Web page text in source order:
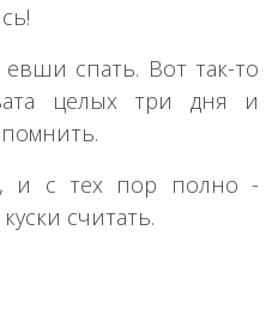
спать. Вот так-то
целых три дня и
помнить.
и с тех пор полно -
считать.